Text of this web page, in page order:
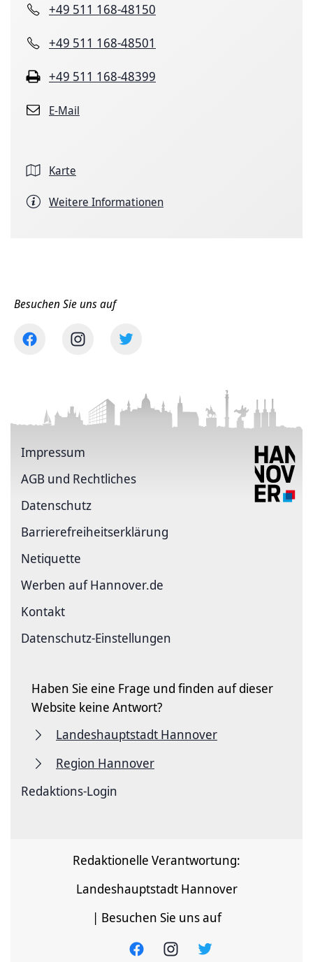
+49 511 168-48150
+49 511 168-48501
+49 511 168-48399
E-Mail
Karte
Weitere Informationen
Besuchen Sie uns auf
Impressum
AGB und Rechtliches
Datenschutz
Barriere­freiheits­erklärung
Netiquette
Werben auf Hannover.de
Kontakt
Datenschutz-Einstellungen
Haben Sie eine Frage und finden auf dieser
Website keine Antwort?
Landeshauptstadt Hannover
Region Hannover
Redaktions-Login
Redaktionelle Verantwortung:
Landeshauptstadt Hannover
| Besuchen Sie uns auf